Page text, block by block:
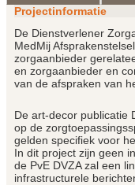
Projectinformatie
De Dienstverlener
MedMij
zorgaanbieder
en zorgaanbieder en
van de afspraken van
De art-decor publicatie
op de
gelden specifiek voor
In dit project zijn geen
de PvE DVZA zal een
infrastructurele